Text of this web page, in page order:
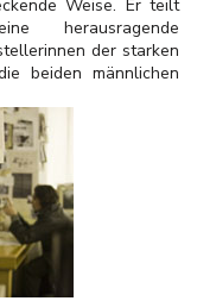
Weise. Er teilt
herausragende
der starken
beiden männlichen